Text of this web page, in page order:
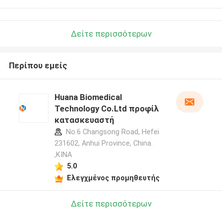
Δείτε περισσότερων
Περίπου εμείς
Huana Biomedical
Technology Co.Ltd προφίλ
κατασκευαστή
No.6 Changsong Road, Hefei
231602, Anhui Province, China.
,ΚΙΝΑ
5.0
Ελεγχμένος προμηθευτής
Δείτε περισσότερων